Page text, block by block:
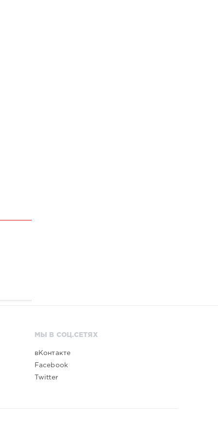
МЫ В СОЦ.СЕТЯХ
вКонтакте
Facebook
Twitter